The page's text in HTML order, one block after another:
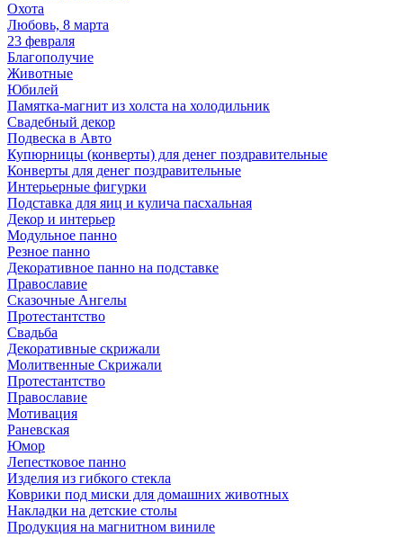
Охота
Любовь, 8 марта
23 февраля
Благополучие
Животные
Юбилей
Памятка-магнит из холста на холодильник
Свадебный декор
Подвеска в Авто
Купюрницы (конверты) для денег поздравительные
Конверты для денег поздравительные
Интерьерные фигурки
Подставка для яиц и кулича пасхальная
Декор и интерьер
Модульное панно
Резное панно
Декоративное панно на подставке
Православие
Сказочные Ангелы
Протестантство
Свадьба
Декоративные скрижали
Молитвенные Скрижали
Протестантство
Православие
Мотивация
Раневская
Юмор
Лепестковое панно
Изделия из гибкого стекла
Коврики под миски для домашних животных
Накладки на детские столы
Продукция на магнитном виниле